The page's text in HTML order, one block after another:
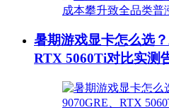
暑期游戏显卡怎么选
RTX 5060Ti对比实测